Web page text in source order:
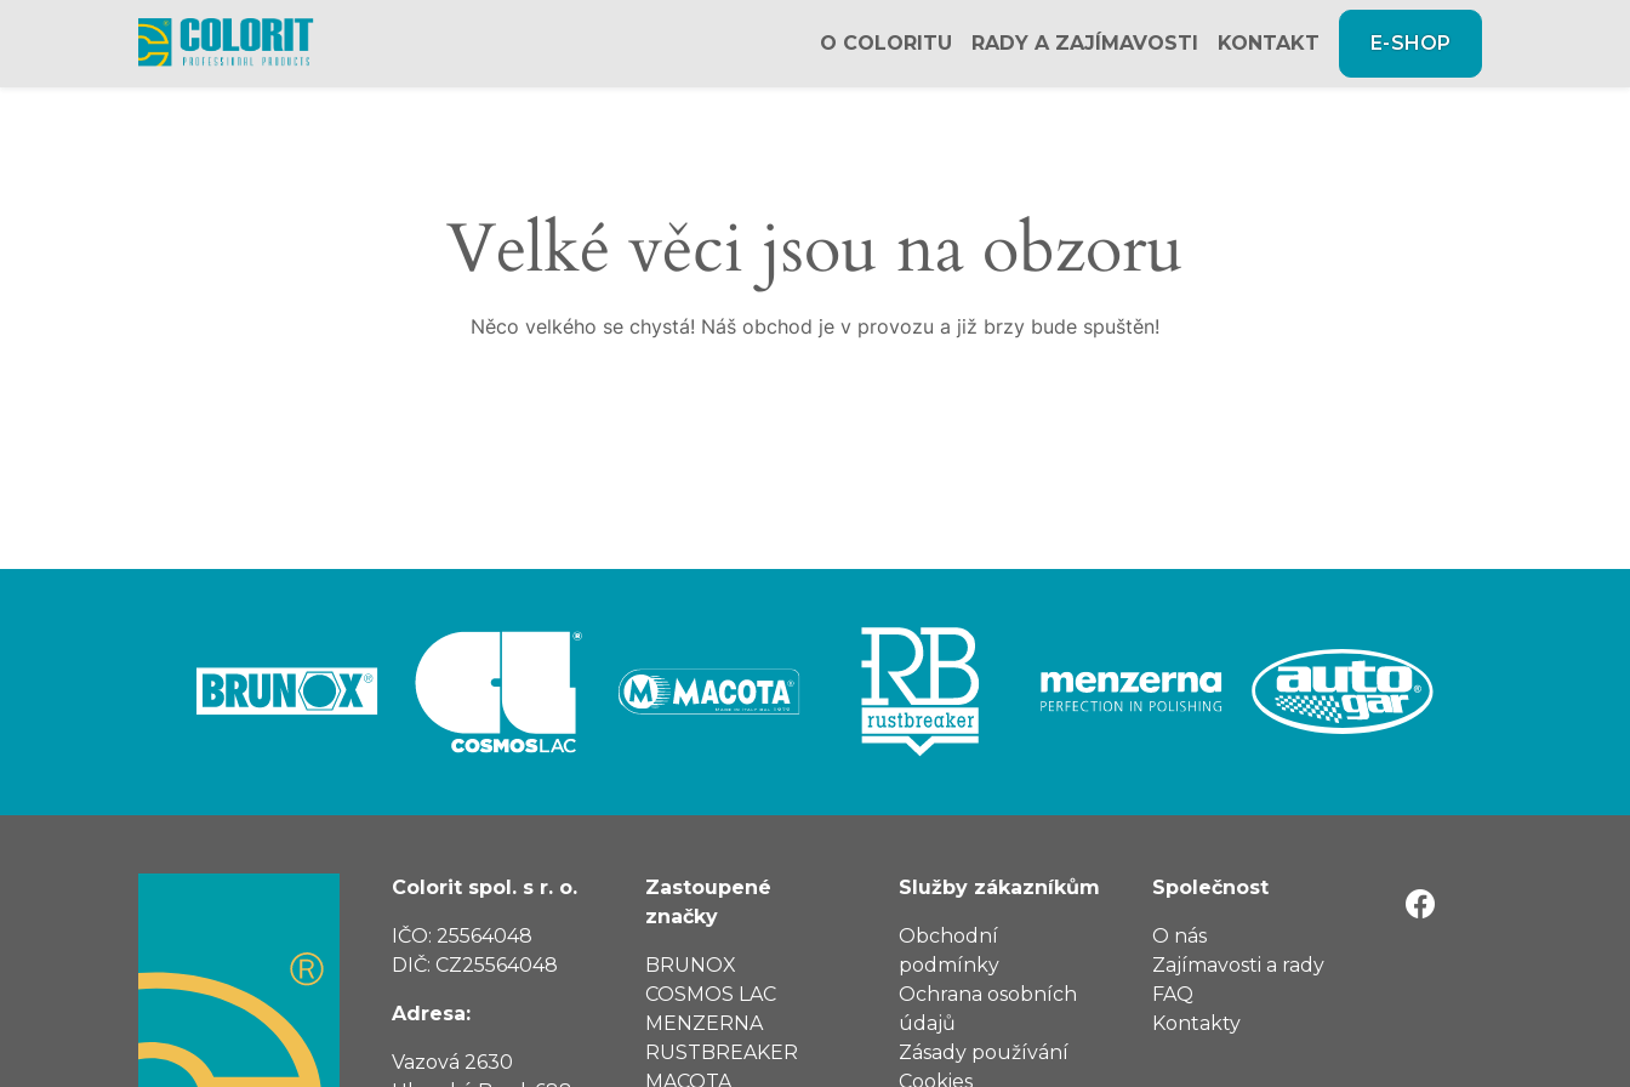
O COLORITU RADY A ZAJÍMAVOSTI KONTAKT E-SHOP
Velké věci jsou na obzoru
Něco velkého se chystá! Náš obchod je v provozu a již brzy bude spuštěn!
Colorit spol. s r. o.
IČO: 25564048
DIČ: CZ25564048
Adresa:
Vazová 2630
Zastoupené
značky
BRUNOX
COSMOS LAC
MENZERNA
RUSTBREAKER
MACOTA
Služby zákazníkům
Obchodní
podmínky
Ochrana osobních
údajů
Zásady používání
Cookies
Společnost
O nás
Zajímavosti a rady
FAQ
Kontakty